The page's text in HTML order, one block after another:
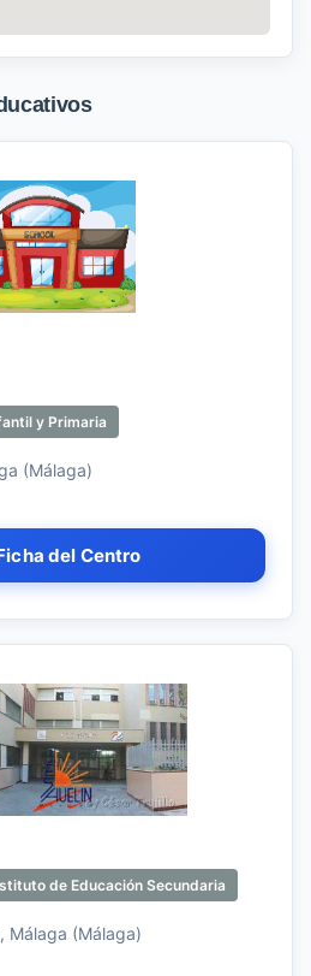
y Primaria
(Málaga)
del Centro
de Educación Secundaria
, Málaga (Málaga)